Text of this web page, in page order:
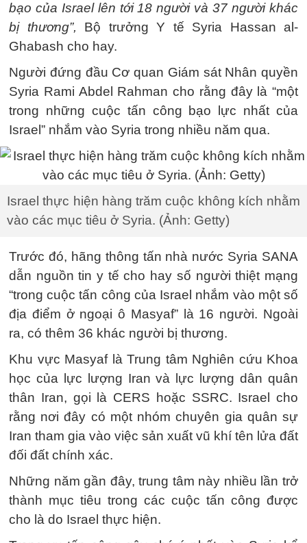
bạo của Israel lên tới 18 người và 37 người khác
bị thương”, Bộ trưởng Y tế Syria Hassan al-
Ghabash cho hay.
Người đứng đầu Cơ quan Giám sát Nhân quyền
Syria Rami Abdel Rahman cho rằng đây là “một
trong những cuộc tấn công bạo lực nhất của
Israel” nhắm vào Syria trong nhiều năm qua.
Israel thực hiện hàng trăm cuộc không kích nhằm
vào các mục tiêu ở Syria. (Ảnh: Getty)
Trước đó, hãng thông tấn nhà nước Syria SANA
dẫn nguồn tin y tế cho hay số người thiệt mạng
“trong cuộc tấn công của Israel nhắm vào một số
địa điểm ở ngoại ô Masyaf” là 16 người. Ngoài
ra, có thêm 36 khác người bị thương.
Khu vực Masyaf là Trung tâm Nghiên cứu Khoa
học của lực lượng Iran và lực lượng dân quân
thân Iran, gọi là CERS hoặc SSRC. Israel cho
rằng nơi đây có một nhóm chuyên gia quân sự
Iran tham gia vào việc sản xuất vũ khí tên lửa đất
đối đất chính xác.
Những năm gần đây, trung tâm này nhiều lần trở
thành mục tiêu trong các cuộc tấn công được
cho là do Israel thực hiện.